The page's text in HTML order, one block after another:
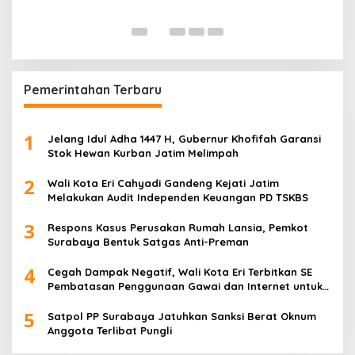
Pemerintahan Terbaru
1
Jelang Idul Adha 1447 H, Gubernur Khofifah Garansi
Stok Hewan Kurban Jatim Melimpah
2
Wali Kota Eri Cahyadi Gandeng Kejati Jatim
Melakukan Audit Independen Keuangan PD TSKBS
3
Respons Kasus Perusakan Rumah Lansia, Pemkot
Surabaya Bentuk Satgas Anti-Preman
4
Cegah Dampak Negatif, Wali Kota Eri Terbitkan SE
Pembatasan Penggunaan Gawai dan Internet untuk
5
Satpol PP Surabaya Jatuhkan Sanksi Berat Oknum
Anggota Terlibat Pungli